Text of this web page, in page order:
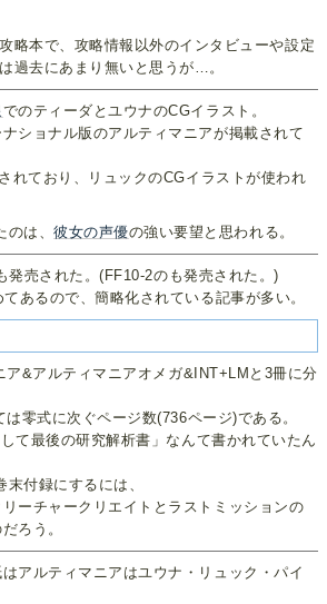
略本で、攻略情報以外のインタビューや設定
過去にあまり無いと思うが…。
でのティーダとユウナのCGイラスト。
ショナル版のアルティマニアが掲載されて
れており、リュックのCGイラストが使われ
のは、彼女の声優の強い要望と思われる。
発売された。(FF10-2のも発売された。)
あるので、簡略化されている記事が多い。
ア&アルティマニアオメガ&INT+LMと3冊に分
零式に次ぐページ数(736ページ)である。
て最後の研究解析書」なんて書かれていたん
付録にするには、
ーチャークリエイトとラストミッションの
ろう。
アルティマニアはユウナ・リュック・パイ